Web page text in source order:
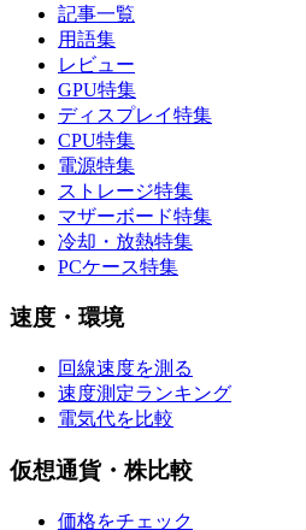
記事一覧
用語集
レビュー
GPU特集
ディスプレイ特集
CPU特集
電源特集
ストレージ特集
マザーボード特集
冷却・放熱特集
PCケース特集
速度・環境
回線速度を測る
速度測定ランキング
電気代を比較
仮想通貨・株比較
価格をチェック